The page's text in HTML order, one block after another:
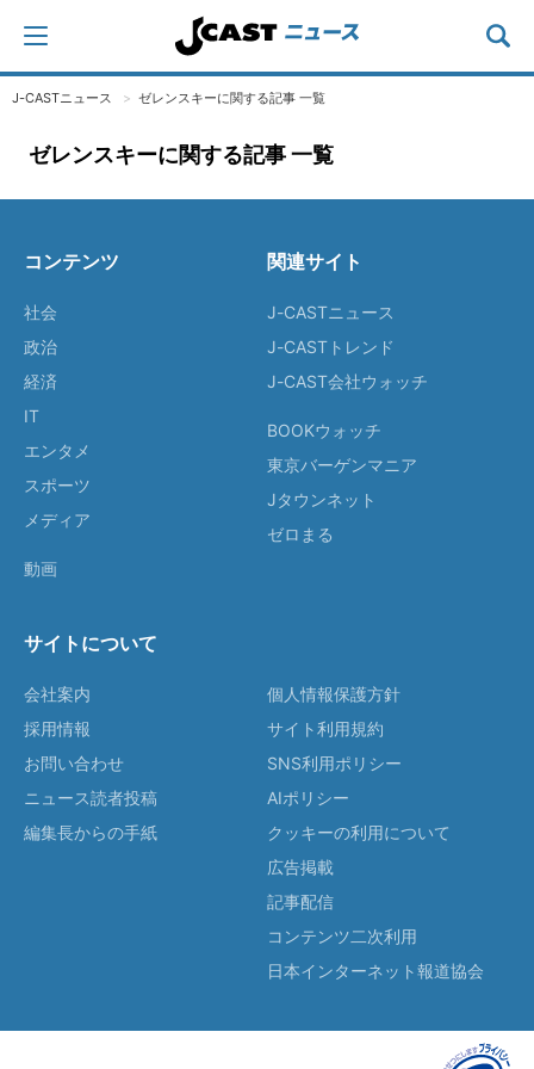
J-CASTニュース ゼレンスキーに関する記事 一覧
ゼレンスキーに関する記事 一覧
コンテンツ
社会
政治
経済
IT
エンタメ
スポーツ
メディア
動画
関連サイト
J-CASTニュース
J-CASTトレンド
J-CAST会社ウォッチ
BOOKウォッチ
東京バーゲンマニア
Jタウンネット
ゼロまる
サイトについて
会社案内
採用情報
お問い合わせ
ニュース読者投稿
編集長からの手紙
個人情報保護方針
サイト利用規約
SNS利用ポリシー
AIポリシー
クッキーの利用について
広告掲載
記事配信
コンテンツ二次利用
日本インターネット報道協会